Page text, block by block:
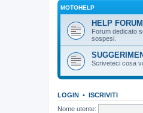
MOTOHELP
HELP
Forum dedicato
sospesi.
Scriveteci cosa
LOGIN • ISCRIVITI
Nome utente: